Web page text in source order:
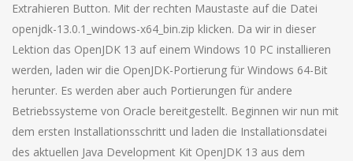
Extrahieren Button. Mit der rechten Maustaste auf die Datei
openjdk-13.0.1_windows-x64_bin.zip klicken. Da wir in dieser
Lektion das OpenJDK 13 auf einem Windows 10 PC installieren
werden, laden wir die OpenJDK-Portierung für Windows 64-Bit
herunter. Es werden aber auch Portierungen für andere
Betriebssysteme von Oracle bereitgestellt. Beginnen wir nun mit
dem ersten Installationsschritt und laden die Installationsdatei
des aktuellen Java Development Kit OpenJDK 13 aus dem